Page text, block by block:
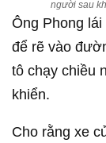
người sau
Ông Phong
để rẽ vào
tô chạy chiều
khiển.
Cho rằng xe